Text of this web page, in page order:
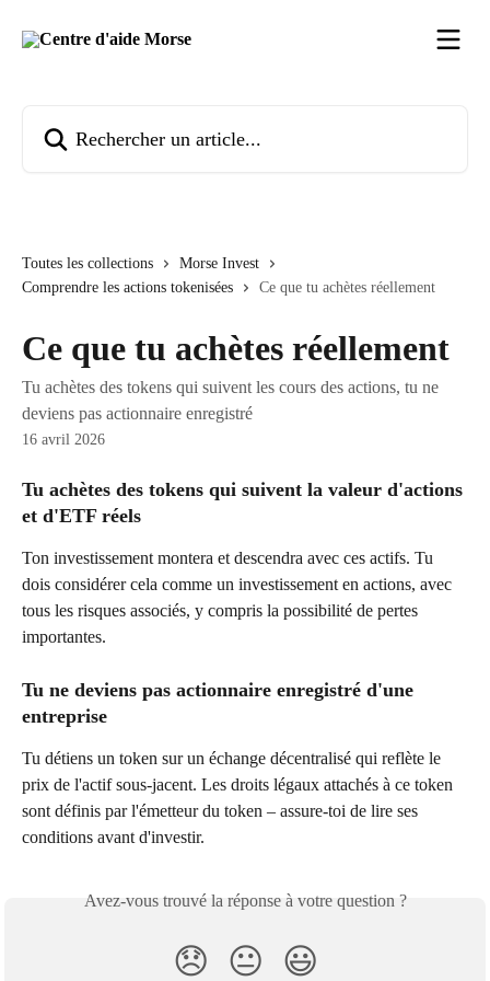
Toutes les collections
Morse Invest
Comprendre les actions tokenisées
Ce que tu achètes réellement
Ce que tu achètes réellement
Tu achètes des tokens qui suivent les cours des actions, tu ne
deviens pas actionnaire enregistré
16 avril 2026
Tu achètes des tokens qui suivent la valeur d'actions
et d'ETF réels
Ton investissement montera et descendra avec ces actifs. Tu
dois considérer cela comme un investissement en actions, avec
tous les risques associés, y compris la possibilité de pertes
importantes.
Tu ne deviens pas actionnaire enregistré d'une
entreprise
Tu détiens un token sur un échange décentralisé qui reflète le
prix de l'actif sous-jacent. Les droits légaux attachés à ce token
sont définis par l'émetteur du token – assure-toi de lire ses
conditions avant d'investir.
Avez-vous trouvé la réponse à votre question ?
😞 😐 😃